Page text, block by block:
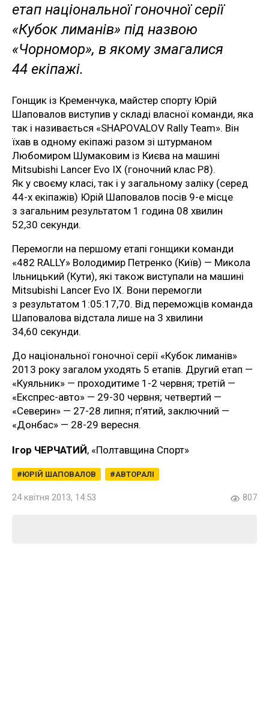
етап національної гоночної серії
«Кубок лиманів» під назвою
«Чорномор», в якому змагалися
44 екіпажі.
Гонщик із Кременчука, майстер спорту Юрій
Шаповалов виступив у складі власної команди, яка
так і називається «SHAPOVALOV Rally Team». Він
їхав в одному екіпажі разом зі штурманом
Любомиром Шумаковим із Києва на машині
Mitsubishi Lancer Evo IX (гоночний клас Р8).
Як у своєму класі, так і у загальному заліку (серед
44-х екіпажів) Юрій Шаповалов посів 9-е місце
з загальним результатом 1 година 08 хвилин
52,30 секунди.
Перемогли на першому етапі гонщики команди
«482 RALLY» Володимир Петренко (Київ) — Микола
Ільницький (Кути), які також виступали на машині
Mitsubishi Lancer Evo IX. Вони перемогли
з результатом 1:05:17,70. Від переможців команда
Шаповалова відстала лише на 3 хвилини
34,60 секунди.
До національної гоночної серії «Кубок лиманів»
2013 року загалом уходять 5 етапів. Другий етап —
«Куяльник» — проходитиме 1-2 червня; третій —
«Експрес-авто» — 29-30 червня; четвертий —
«Северин» — 27-28 липня; п’ятий, заключний —
«Донбас» — 28-29 вересня.
Ігор ЧЕРЧАТИЙ, «Полтавщина Спорт»
ЮРІЙ ШАПОВАЛОВ АВТОРАЛІ
24 квітня 2013, 14:53 807